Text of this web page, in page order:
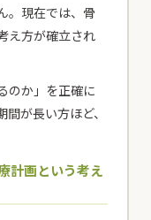
。現在では、骨
え方が確立され
のか」を正確に
が長い方ほど、
計画という考え